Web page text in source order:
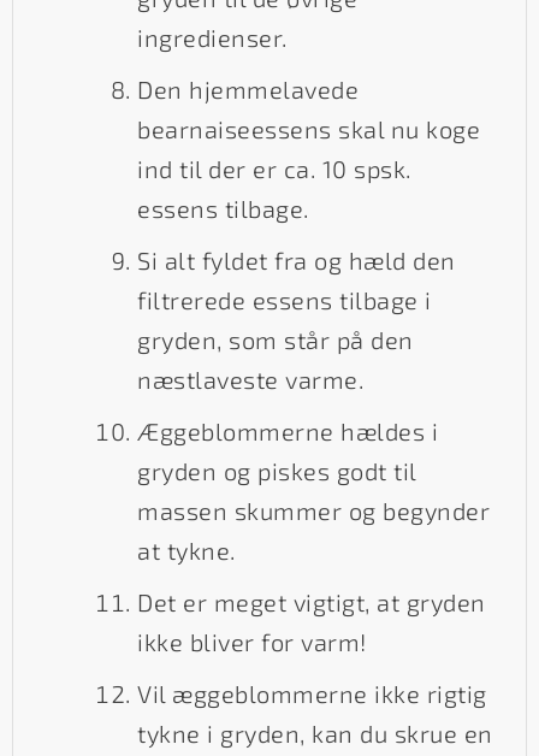
ingredienser.
Den hjemmelavede
bearnaiseessens skal nu koge
ind til der er ca. 10 spsk.
essens tilbage.
Si alt fyldet fra og hæld den
filtrerede essens tilbage i
gryden, som står på den
næstlaveste varme.
Æggeblommerne hældes i
gryden og piskes godt til
massen skummer og begynder
at tykne.
Det er meget vigtigt, at gryden
ikke bliver for varm!
Vil æggeblommerne ikke rigtig
tykne i gryden, kan du skrue en